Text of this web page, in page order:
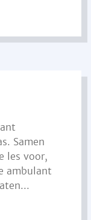
Samen
les voor,
ambulant